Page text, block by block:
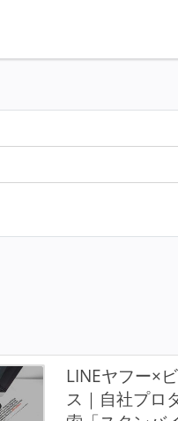
LINEヤフー×
ス｜自社プロ